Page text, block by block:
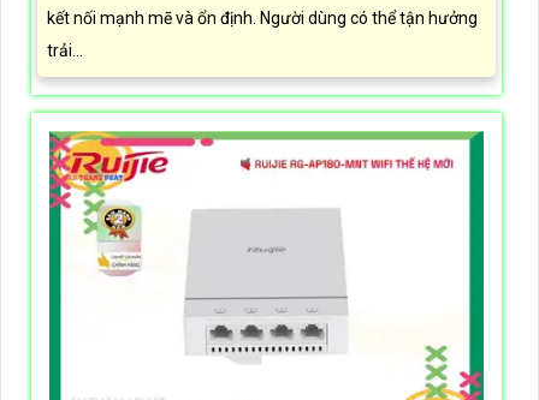
kết nối mạnh mẽ và ổn định. Người dùng có thể tận hưởng
trải...